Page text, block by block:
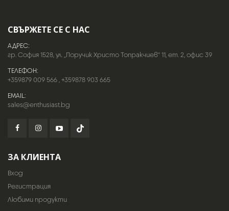
СВЪРЖЕТЕ СЕ С НАС
АДРЕС:
гр. София 1528, ул. „Поручик Христо Топракчиев“ 11, ет. 2, офис 39
ТЕЛЕФОН:
+359879 009 566,+359878 903 665
EMAIL:
sales@enthusiast.bg
ЗА КЛИЕНТА
Вход
Регистрация
Любими продукти